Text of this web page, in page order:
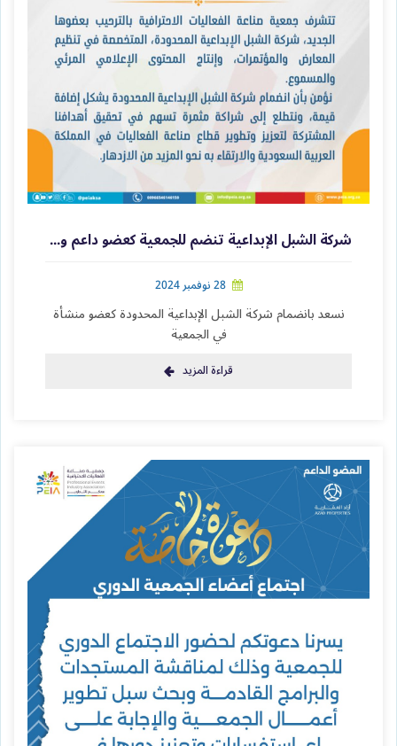
شركة الشبل الإبداعية تنضم للجمعية كعضو داعم ومميز
28 نوفمبر 2024
نسعد بانضمام شركة الشبل الإبداعية المحدودة كعضو منشأة
في الجمعية
قراءة المزيد